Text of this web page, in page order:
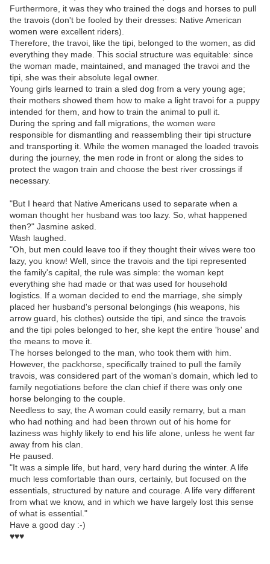
Furthermore, it was they who trained the dogs and horses to pull
the travois (don't be fooled by their dresses: Native American
women were excellent riders).
Therefore, the travoi, like the tipi, belonged to the women, as did
everything they made. This social structure was equitable: since
the woman made, maintained, and managed the travoi and the
tipi, she was their absolute legal owner.
Young girls learned to train a sled dog from a very young age;
their mothers showed them how to make a light travoi for a puppy
intended for them, and how to train the animal to pull it.
During the spring and fall migrations, the women were
responsible for dismantling and reassembling their tipi structure
and transporting it. While the women managed the loaded travois
during the journey, the men rode in front or along the sides to
protect the wagon train and choose the best river crossings if
necessary.
"But I heard that Native Americans used to separate when a
woman thought her husband was too lazy. So, what happened
then?" Jasmine asked.
Wash laughed.
"Oh, but men could leave too if they thought their wives were too
lazy, you know! Well, since the travois and the tipi represented
the family's capital, the rule was simple: the woman kept
everything she had made or that was used for household
logistics. If a woman decided to end the marriage, she simply
placed her husband's personal belongings (his weapons, his
arrow guard, his clothes) outside the tipi, and since the travois
and the tipi poles belonged to her, she kept the entire 'house' and
the means to move it.
The horses belonged to the man, who took them with him.
However, the packhorse, specifically trained to pull the family
travois, was considered part of the woman's domain, which led to
family negotiations before the clan chief if there was only one
horse belonging to the couple.
Needless to say, the A woman could easily remarry, but a man
who had nothing and had been thrown out of his home for
laziness was highly likely to end his life alone, unless he went far
away from his clan.
He paused.
"It was a simple life, but hard, very hard during the winter. A life
much less comfortable than ours, certainly, but focused on the
essentials, structured by nature and courage. A life very different
from what we know, and in which we have largely lost this sense
of what is essential."
Have a good day :-)
♥♥♥